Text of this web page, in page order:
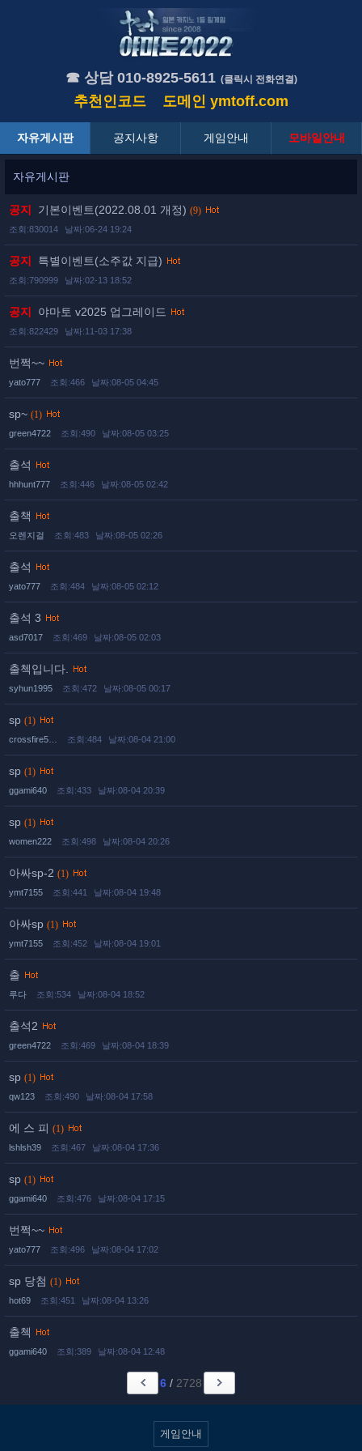
☎ 상담 010-8925-5611 (클릭시 전화연결)
추천인코드 도메인 ymtoff.com
자유게시판 공지사항 게임안내 모바일안내
자유게시판
공지 기본이벤트(2022.08.01 개정) (9)
조회:830014 날짜:06-24 19:24
공지 특별이벤트(소주값 지급)
조회:790999 날짜:02-13 18:52
공지 야마토 v2025 업그레이드
조회:822429 날짜:11-03 17:38
번쩍~~
yato777 조회:466 날짜:08-05 04:45
sp~ (1)
green4722 조회:490 날짜:08-05 03:25
출석
hhhunt777 조회:446 날짜:08-05 02:42
출책
오렌지걸 조회:483 날짜:08-05 02:26
출석
yato777 조회:484 날짜:08-05 02:12
출석 3
asd7017 조회:469 날짜:08-05 02:03
출첵입니다.
syhun1995 조회:472 날짜:08-05 00:17
sp (1)
crossfire5… 조회:484 날짜:08-04 21:00
sp (1)
ggami640 조회:433 날짜:08-04 20:39
sp (1)
women222 조회:498 날짜:08-04 20:26
아싸sp-2 (1)
ymt7155 조회:441 날짜:08-04 19:48
아싸sp (1)
ymt7155 조회:452 날짜:08-04 19:01
출
루다 조회:534 날짜:08-04 18:52
출석2
green4722 조회:469 날짜:08-04 18:39
sp (1)
qw123 조회:490 날짜:08-04 17:58
에 스 피 (1)
lshlsh39 조회:467 날짜:08-04 17:36
sp (1)
ggami640 조회:476 날짜:08-04 17:15
번쩍~~
yato777 조회:496 날짜:08-04 17:02
sp 당첨 (1)
hot69 조회:451 날짜:08-04 13:26
출첵
ggami640 조회:389 날짜:08-04 12:48
6 / 2728
게임안내